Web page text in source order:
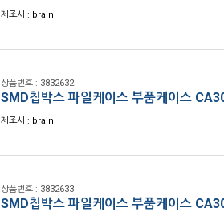
제조사 : brain
상품번호 : 3832632
SMD칩박스 파일케이스 부품케이스
제조사 : brain
상품번호 : 3832633
SMD칩박스 파일케이스 부품케이스